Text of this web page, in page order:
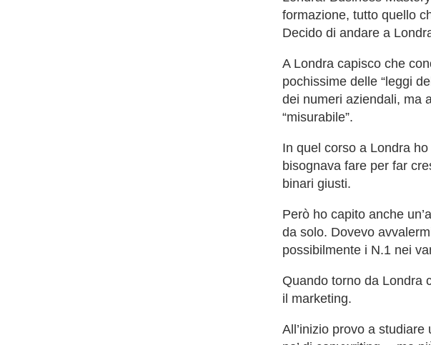
formazione, tutto quello
Decido di andare a
A Londra capisco che
pochissime delle “leggi
dei numeri aziendali, ma
“misurabile”.
In quel corso a Londra
bisognava fare per far
binari giusti.
Però ho capito anche
da solo. Dovevo
possibilmente i N.1 nei
Quando torno da Londra
il marketing.
All’inizio provo a studiare